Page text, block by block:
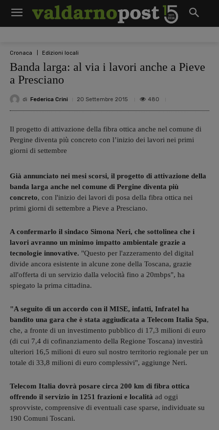
Cronaca Edizioni locali
Banda larga: al via i lavori anche a Pieve
a Presciano
di Federica Crini 20 Settembre 2015 480
Il progetto di attivazione della fibra ottica anche nel comune di
Pergine diventa più concreto con l’inizio dei lavori nei primi
giorni di settembre
Già annunciato nei mesi scorsi, il progetto di attivazione della
banda larga anche nel comune di Pergine diventa più
concreto, con l'inizio dei lavori di posa della fibra ottica nei
primi giorni di settembre a Pieve a Presciano.
A confermarlo il sindaco Simona Neri, che sottolinea che i
lavori avranno un minimo impatto ambientale grazie a
tecnologie innovative. "Questo per l'azzeramento del digital
divide ancora esistente in alcune zone della Toscana, grazie
all'offerta di un servizio dalla velocità fino a 20mbps", ha
spiegato la prima cittadina.
"A seguito di un accordo con il MISE, infatti, Infratel ha
bandito una gara che è stata aggiudicata a Telecom Italia Spa,
che, a fronte di un investimento pubblico di 17,3 milioni di euro
(di cui 7,4 di cofinanziamento della Regione Toscana) investirà
ulteriori 16,5 milioni di euro sul nostro territorio regionale per un
totale di 33,8 milioni di euro complessivi", aggiunge Neri.
Telecom Italia dovrà posare circa 200 km di fibra ottica
offrendo il servizio in 1251 frazioni e località ad oggi
sprovviste, comprensive di eventuali case sparse, individuate su
190 Comuni Toscani.